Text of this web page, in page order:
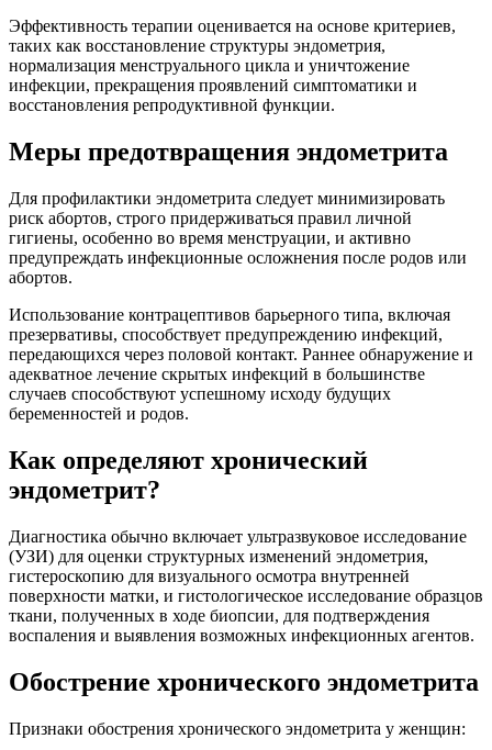
Эффективность терапии оценивается на основе критериев,
таких как восстановление структуры эндометрия,
нормализация менструального цикла и уничтожение
инфекции, прекращения проявлений симптоматики и
восстановления репродуктивной функции.
Меры предотвращения эндометрита
Для профилактики эндометрита следует минимизировать
риск абортов, строго придерживаться правил личной
гигиены, особенно во время менструации, и активно
предупреждать инфекционные осложнения после родов или
абортов.
Использование контрацептивов барьерного типа, включая
презервативы, способствует предупреждению инфекций,
передающихся через половой контакт. Раннее обнаружение и
адекватное лечение скрытых инфекций в большинстве
случаев способствуют успешному исходу будущих
беременностей и родов.
Как определяют хронический
эндометрит?
Диагностика обычно включает ультразвуковое исследование
(УЗИ) для оценки структурных изменений эндометрия,
гистероскопию для визуального осмотра внутренней
поверхности матки, и гистологическое исследование образцов
ткани, полученных в ходе биопсии, для подтверждения
воспаления и выявления возможных инфекционных агентов.
Обострение хронического эндометрита
Признаки обострения хронического эндометрита у женщин: